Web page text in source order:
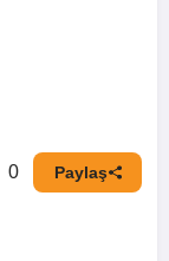
0 Paylaş